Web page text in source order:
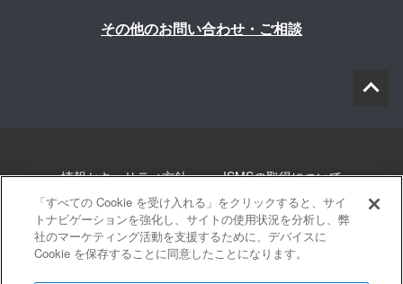
その他のお問い合わせ・ご相談
情報セキュリティ方針 ISMSの取得について
個人情報について 勧誘方針 このサイトについて
サイトマップ
「すべての Cookie を受け入れる」をクリックすると、サイ
トナビゲーションを強化し、サイトの使用状況を分析し、弊
社のマーケティング活動を支援するために、デバイスに
Cookie を保存することに同意したことになります。